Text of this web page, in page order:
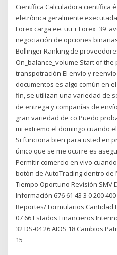
Científica Calculadora científica
eletrônica geralmente
Forex carga ee. uu +
negociación de opciones
Bollinger Ranking de
On_balance_volume Start of the
transpotración El envío y
documentos es algo común en
fin, se utilizan una variedad de
de entrega y compañías de
gran variedad de co Puedo
mi extremo el domingo cuando
Si funciona bien para usted en
único que se me ocurre es
Permitir comercio en vivo
botón de AutoTrading dentro de
Tiempo Oportuno Revisión SMV
Información 676 61 43 3 0 200 400
Reportes/ Formularios Cantidad
07 66 Estados Financieros
32 DS‐04 26 AIOS 18 Cambios
15